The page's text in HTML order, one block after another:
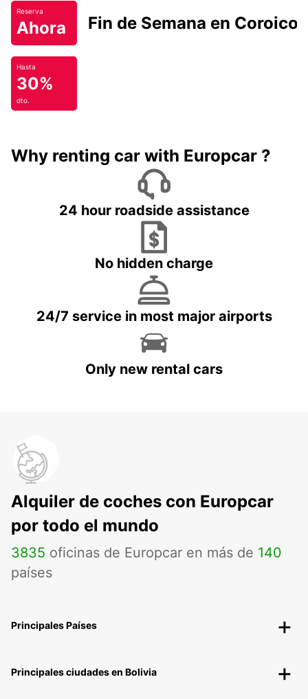
Reserva
Ahora Fin de Semana en Coroico.
Hasta
30%
dto.
Why renting car with Europcar ?
24 hour roadside assistance
No hidden charge
24/7 service in most major airports
Only new rental cars
Alquiler de coches con Europcar
por todo el mundo
3835 oficinas de Europcar en más de 140
países
Principales Países
Principales ciudades en Bolivia